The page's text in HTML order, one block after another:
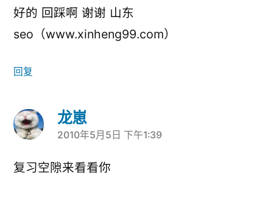
好的 回踩啊 谢谢 山东
seo（www.xinheng99.com）
回复
龙崽
说：
2010年5月5日 下午1:39
复习空隙来看看你